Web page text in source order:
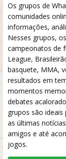
Os grupos de
comunidades
informações,
Nesses grupos,
campeonatos de
League,
basquete, MMA,
resultados em
momentos
debates
grupos são
as últimas
amigos e até
jogos.